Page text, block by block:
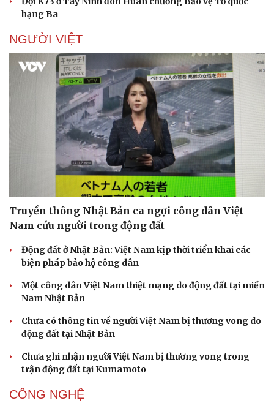
Pháp luật
Tin nóng
Tư vấn luật
Quân sự - Quốc phòng
Việt Nam
hạng Ba
NGƯỜI VIỆT
Truyền thông Nhật Bản ca ngợi công dân Việt
Nam cứu người trong động đất
Động đất ở Nhật Bản: Việt Nam kịp thời triển khai các
biện pháp bảo hộ công dân
Một công dân Việt Nam thiệt mạng do động đất tại miền
Nam Nhật Bản
Chưa có thông tin về người Việt Nam bị thương vong do
động đất tại Nhật Bản
Chưa ghi nhận người Việt Nam bị thương vong trong
trận động đất tại Kumamoto
CÔNG NGHỆ